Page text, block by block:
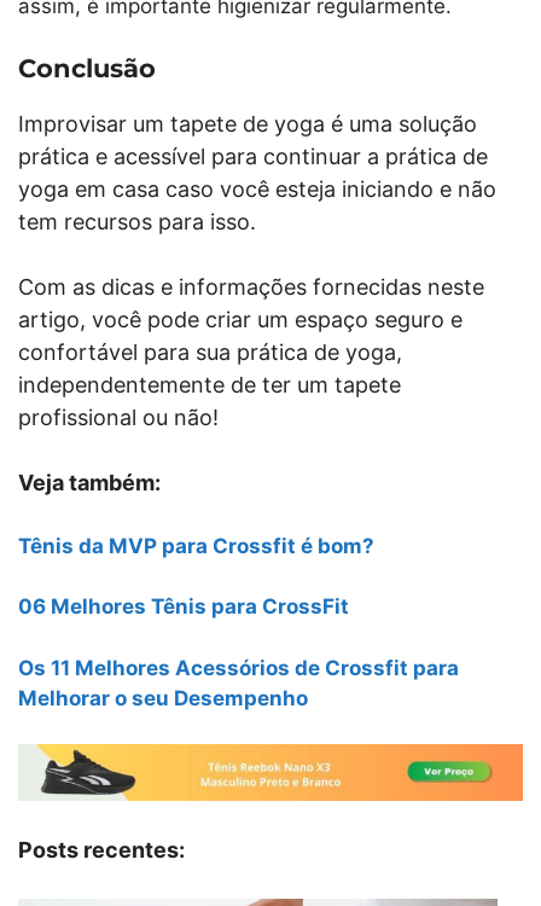
assim, é importante higienizar regularmente.
Conclusão
Improvisar um tapete de yoga é uma solução
prática e acessível para continuar a prática de
yoga em casa caso você esteja iniciando e não
tem recursos para isso.
Com as dicas e informações fornecidas neste
artigo, você pode criar um espaço seguro e
confortável para sua prática de yoga,
independentemente de ter um tapete
profissional ou não!
Veja também:
Tênis da MVP para Crossfit é bom?
06 Melhores Tênis para CrossFit
Os 11 Melhores Acessórios de Crossfit para
Melhorar o seu Desempenho
Posts recentes: